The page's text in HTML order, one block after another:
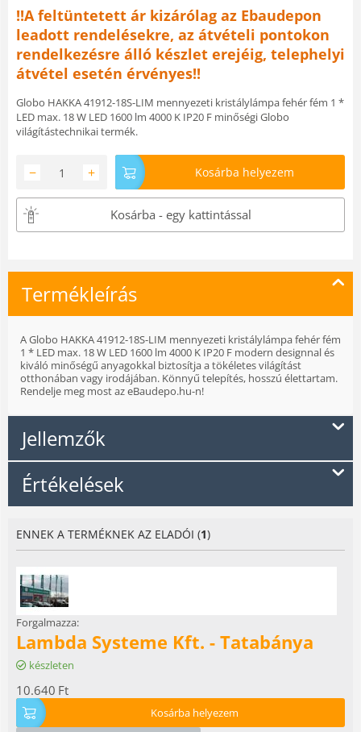
!!A feltüntetett ár kizárólag az Ebaudepon
leadott rendelésekre, az átvételi pontokon
rendelkezésre álló készlet erejéig, telephelyi
átvétel esetén érvényes!!
Globo HAKKA 41912-18S-LIM mennyezeti kristálylámpa fehér fém 1 *
LED max. 18 W LED 1600 lm 4000 K IP20 F minőségi Globo
világítástechnikai termék.
+
− Kosárba helyezem
Kosárba - egy kattintással
Termékleírás
A Globo HAKKA 41912-18S-LIM mennyezeti kristálylámpa fehér fém
1 * LED max. 18 W LED 1600 lm 4000 K IP20 F modern designnal és
kiváló minőségű anyagokkal biztosítja a tökéletes világítást
otthonában vagy irodájában. Könnyű telepítés, hosszú élettartam.
Rendelje meg most az eBaudepo.hu-n!
Jellemzők
Értékelések
ENNEK A TERMÉKNEK AZ ELADÓI (1)
Forgalmazza:
Lambda Systeme Kft. - Tatabánya
készleten
10.640 Ft
Kosárba helyezem